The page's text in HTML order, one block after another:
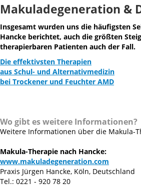
Makuladegeneration &
Insgesamt wurden uns die häufigsten
Hancke berichtet, auch die größten
therapierbaren Patienten auch der Fall.
Die effektivsten Therapien
aus Schul- und Alternativmedizin
bei Trockener und Feuchter AMD
Wo gibt es weitere Informationen?
Weitere Informationen über die Makula-
Makula-Therapie nach Hancke:
www.makuladegeneration.com
Praxis Jürgen Hancke, Köln, Deutschland
Tel.: 0221 - 920 78 20